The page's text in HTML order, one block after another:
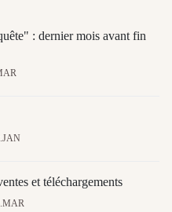
: dernier mois avant fin
et téléchargements